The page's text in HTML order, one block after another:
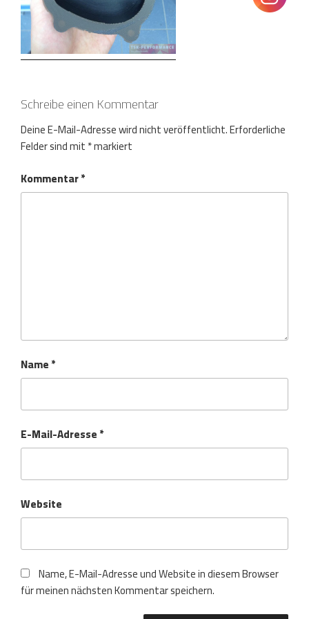
Schreibe einen Kommentar
Deine E-Mail-Adresse wird nicht veröffentlicht.Erforderliche
Felder sind mit*markiert
Kommentar*
Name*
E-Mail-Adresse*
Website
Name, E-Mail-Adresse und Website in diesem Browser
für meinen nächsten Kommentar speichern.